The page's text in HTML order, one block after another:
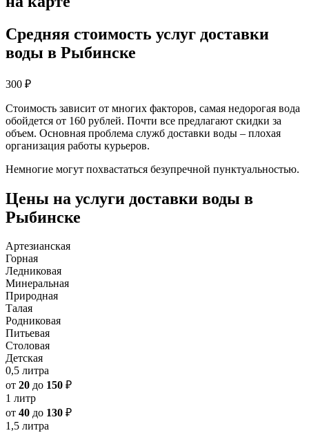
Средняя стоимость услуг доставки
воды в Рыбинске
300 ₽
Стоимость зависит от многих факторов, самая недорогая вода
обойдется от 160 рублей. Почти все предлагают скидки за
объем. Основная проблема служб доставки воды – плохая
организация работы курьеров.
Немногие могут похвастаться безупречной пунктуальностью.
Цены на услуги доставки воды в
Рыбинске
Артезианская
Горная
Ледниковая
Минеральная
Природная
Талая
Родниковая
Питьевая
Столовая
Детская
0,5 литра
от 20 до 150 ₽
1 литр
от 40 до 130 ₽
1,5 литра